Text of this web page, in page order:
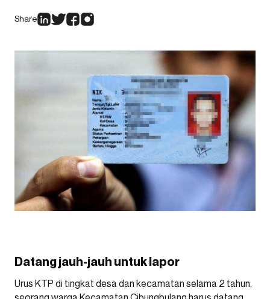
Share
Datang jauh-jauh untuk lapor
Urus KTP di tingkat desa dan kecamatan selama 2 tahun,